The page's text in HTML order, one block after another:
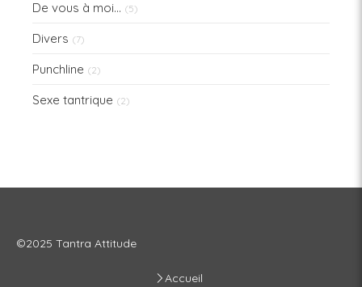
De vous à moi... (5)
Divers (7)
Punchline (2)
Sexe tantrique (2)
©2025 Tantra Attitude
Accueil